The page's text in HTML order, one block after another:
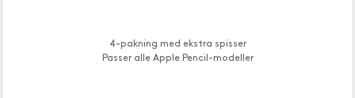
4-pakning med ekstra spisser
Passer alle Apple Pencil-modeller